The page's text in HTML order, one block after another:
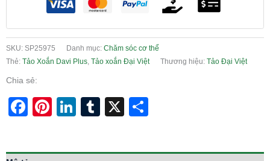
SKU: SP25975 Danh mục: Chăm sóc cơ thể
Thẻ: Tảo Xoắn Davi Plus Tảo xoắn Đại Việt Thương hiệu: Tảo Đại Việt
Chia sẻ:
Facebook
Pinterest
LinkedIn
Tumblr
X